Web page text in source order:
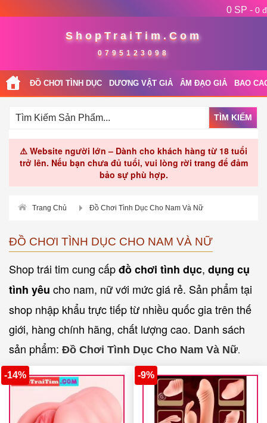
0 SP - 0 đ
ShopTraiTim.Com
0795123098
ĐỒ CHƠI TÌNH DỤC DƯƠNG VẬT GIẢ ÂM ĐẠO GIẢ BAO
TÌM KIẾM
⚠️ Website người lớn – Dành cho khách hàng từ 18 tuổi
trở lên. Nếu bạn chưa đủ tuổi, vui lòng rời trang để đảm
bảo sự phù hợp.
Trang Chủ Đồ Chơi Tình Dục Cho Nam Và Nữ
ĐỒ CHƠI TÌNH DỤC CHO NAM VÀ NỮ
Shop trái tim cung cấpđồ chơi tình dục, dụng cụ
tình yêu cho nam, nữ với mức giá rẻ. Sản phẩm tại
shop nhập khẩu trực tiếp từ nhiều quốc gia trên thế
giới, hàng chính hãng, chất lượng cao. Danh sách
sản phẩm: Đồ Chơi Tình Dục Cho Nam Và Nữ.
-14% -9%